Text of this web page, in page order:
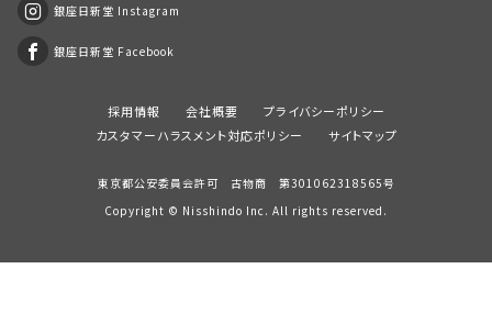
銀座日新堂 Instagram
銀座日新堂 Facebook
採用情報 会社概要
プライバシーポリシー
カスタマーハラスメント対応ポリシー
サイトマップ
東京都公安委員会許可 古物商 第301062318565号
Copyright © Nisshindo Inc. All rights reserved.